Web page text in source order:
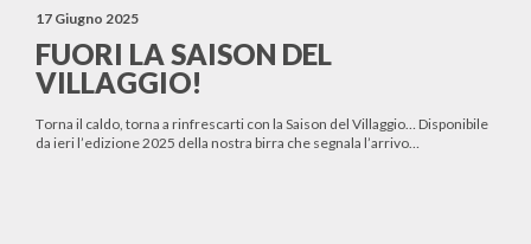
17 Giugno 2025
FUORI LA SAISON DEL
VILLAGGIO!
Torna il caldo, torna a rinfrescarti con la Saison del Villaggio… Disponibile
da ieri l’edizione 2025 della nostra birra che segnala l’arrivo…